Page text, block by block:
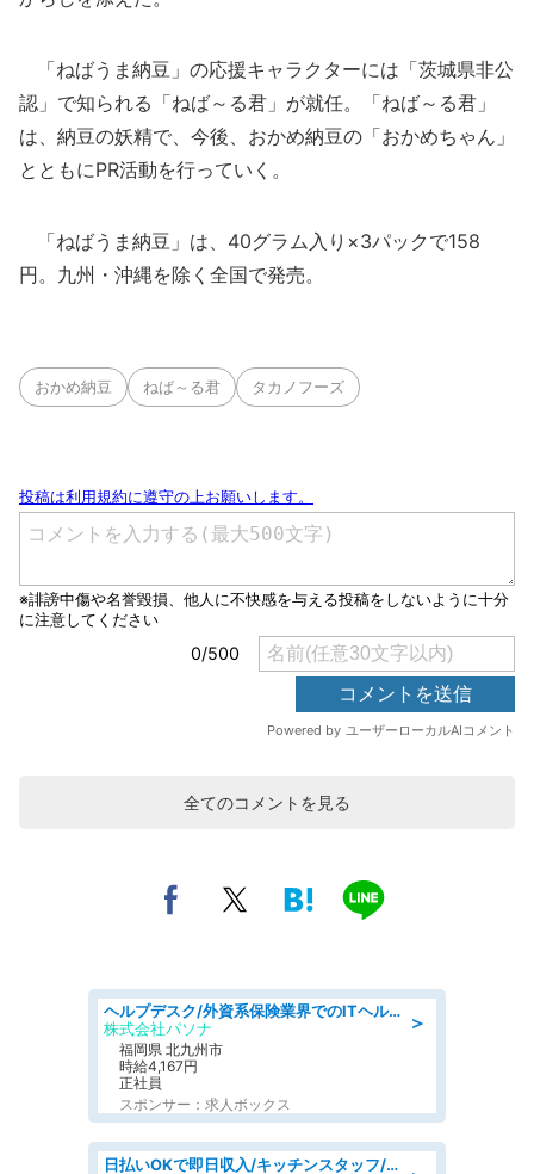
「ねばうま納豆」の応援キャラクターには「茨城県非公
認」で知られる「ねば～る君」が就任。「ねば～る君」
は、納豆の妖精で、今後、おかめ納豆の「おかめちゃん」
とともにPR活動を行っていく。
「ねばうま納豆」は、40グラム入り×3パックで158
円。九州・沖縄を除く全国で発売。
おかめ納豆 ねば～る君 タカノフーズ
全てのコメントを見る
＞
ヘルプデスク/外資系保険業界でのITヘルプデスク業務/駅近/即日勤務可/ヘルプデスク
株式会社パソナ
福岡県 北九州市
時給4,167円
正社員
スポンサー：求人ボックス
日払いOKで即日収入/キッチンスタッフ/「原付免許必須」デリバリー業務など、自己成長可能な幅広い仕事に挑戦!髪型自由&ピアス・ネイルOK/茨城県/水戸市